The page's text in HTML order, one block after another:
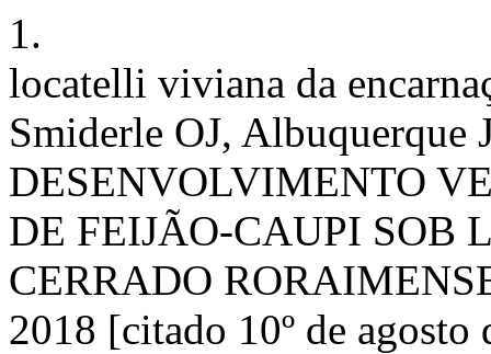
1.
locatelli viviana da
Smiderle OJ, Albuquerque
DESENVOLVIMENTO
DE FEIJÃO-CAUPI SOB
CERRADO
2018 [citado 10º de